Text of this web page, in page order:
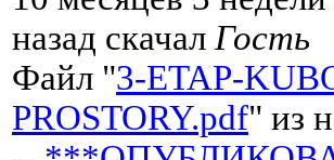
назад скачал Гость
Файл "3-ETAP-
PROSTORY.pdf" из